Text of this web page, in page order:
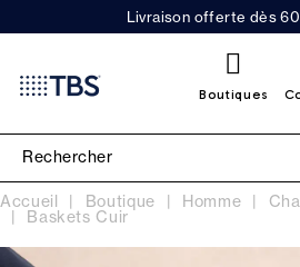
Livraison offerte dès
Boutiques
Accueil Boutique Homme
Baskets Cuir